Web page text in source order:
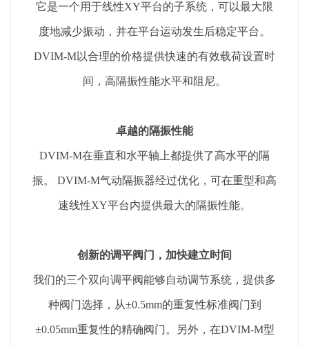
它是一个用于线性XY平台的子系统，可以最大限
度地减少振动，并在平台运动发生后稳定平台。
DVIM-M以合理的价格提供快速的有效载荷设置时
间，高隔振性能水平和阻尼。
卓越的隔振性能
DVIM-M在垂直和水平轴上都提供了高水平的隔
振。 DVIM-M气动隔振器经过优化，可在重型和高
速线性XY平台内提供最大的隔振性能。
创新的调平阀门，加快建立时间
我们的三个双向调平阀能够自动调节系统，提供多
种阀门选择，从±0.5mm的重复性标准阀门到
±0.05mm重复性的精确阀门。另外，在DVIM-M型